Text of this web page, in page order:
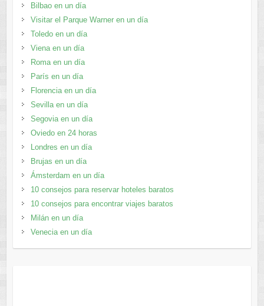
Bilbao en un día
Visitar el Parque Warner en un día
Toledo en un día
Viena en un día
Roma en un día
París en un día
Florencia en un día
Sevilla en un día
Segovia en un día
Oviedo en 24 horas
Londres en un día
Brujas en un día
Ámsterdam en un día
10 consejos para reservar hoteles baratos
10 consejos para encontrar viajes baratos
Milán en un día
Venecia en un día